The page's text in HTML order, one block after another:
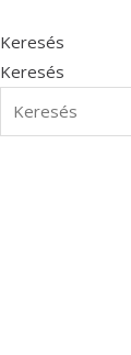
Keresés
Keresés